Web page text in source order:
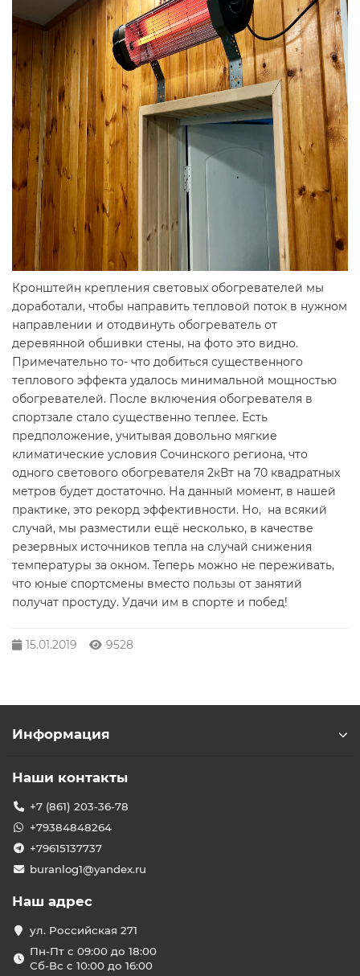
Кронштейн крепления световых обогревателей мы
доработали, чтобы направить тепловой поток в нужном
направлении и отодвинуть обогреватель от
деревянной обшивки стены, на фото это видно.
Примечательно то- что добиться существенного
теплового эффекта удалось минимальной мощностью
обогревателей. После включения обогревателя в
спортзале стало существенно теплее. Есть
предположение, учитывая довольно мягкие
климатические условия Сочинского региона, что
одного светового обогревателя 2кВт на 70 квадратных
метров будет достаточно. На данный момент, в нашей
практике, это рекорд эффективности. Но, на всякий
случай, мы разместили ещё несколько, в качестве
резервных источников тепла на случай снижения
температуры за окном. Теперь можно не переживать,
что юные спортсмены вместо пользы от занятий
получат простуду. Удачи им в спорте и побед!
15.01.2019 9528
Информация
Наши контакты
+7 (861) 203-36-78
+79384848264
+79615137737
buranlog1@yandex.ru
Наш адрес
ул. Российская 271
Пн-Пт с 09:00 до 18:00
Сб-Вс с 10:00 до 16:00